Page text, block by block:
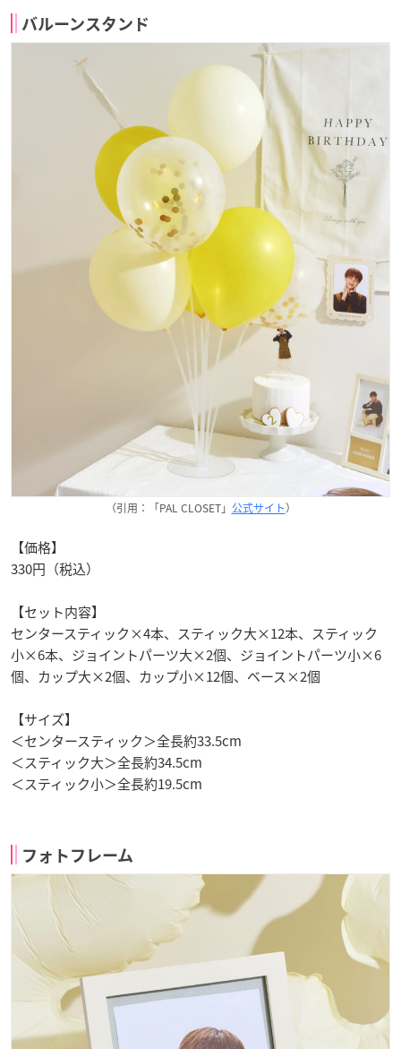
バルーンスタンド
（引用：「PAL CLOSET」 公式サイト）
【価格】
330円（税込）
【セット内容】
センタースティック×4本、スティック大×12本、スティック
小×6本、ジョイントパーツ大×2個、ジョイントパーツ小×6
個、カップ大×2個、カップ小×12個、ベース×2個
【サイズ】
＜センタースティック＞全長約33.5cm
＜スティック大＞全長約34.5cm
＜スティック小＞全長約19.5cm
フォトフレーム